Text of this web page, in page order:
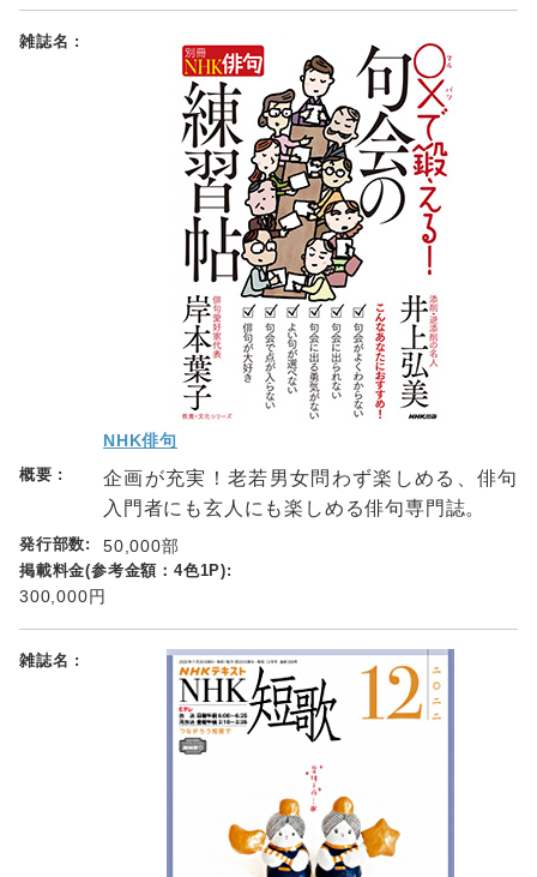
NHK俳句
企画が充実！老若男女問わず楽しめる、俳句
入門者にも玄人にも楽しめる俳句専門誌。
50,000部
300,000円